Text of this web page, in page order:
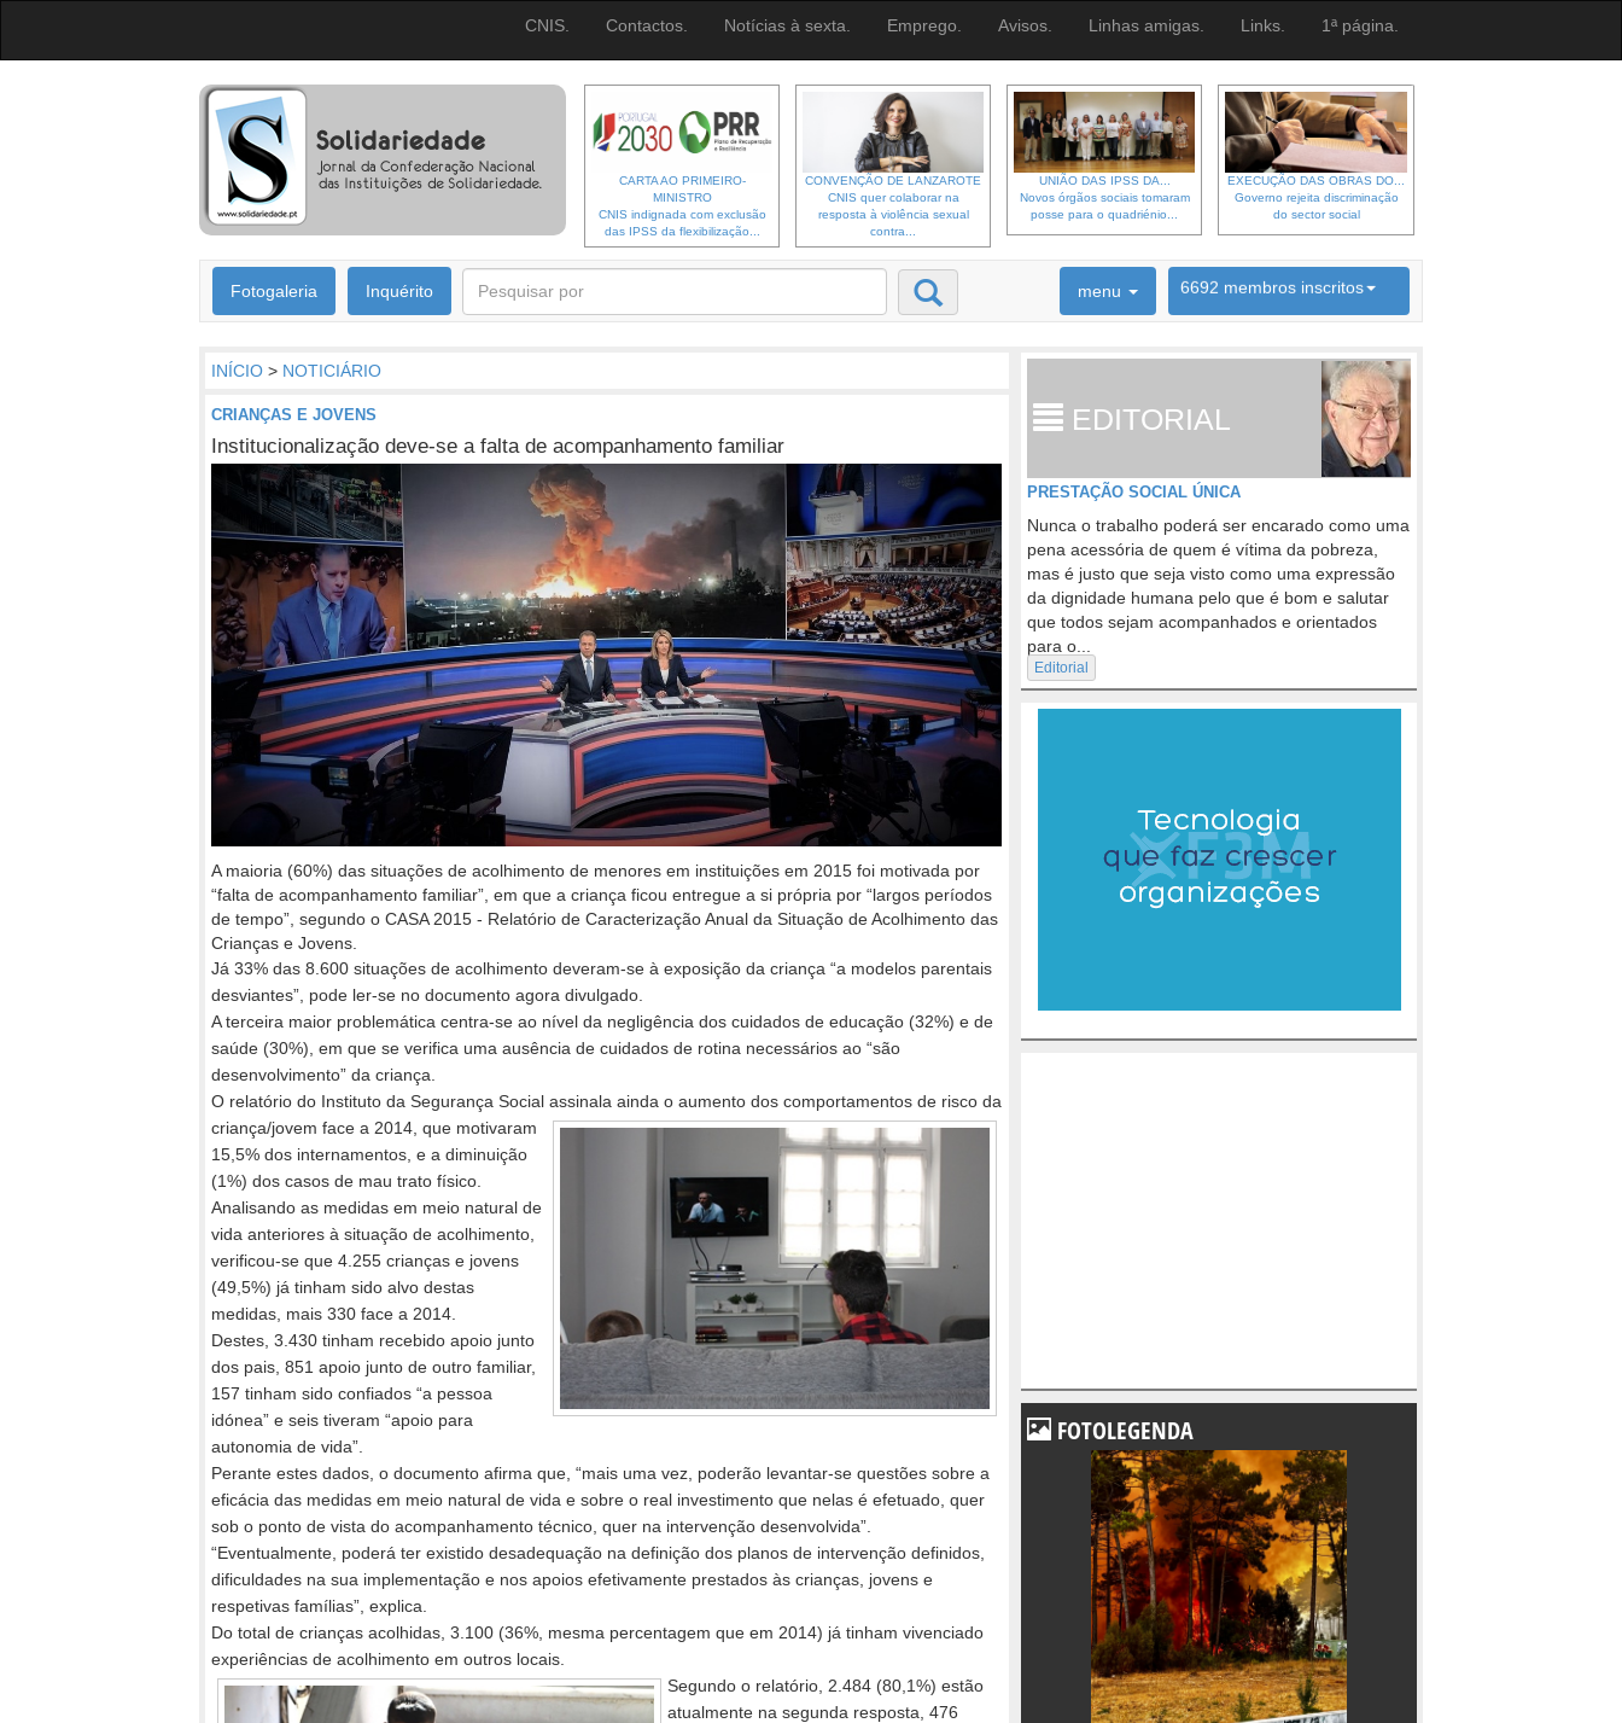
CNIS. Contactos. Notícias à sexta. Emprego. Avisos. Linhas amigas. Links. 1ª página.
CARTA AO PRIMEIRO-
MINISTRO
CNIS indignada com exclusão
das IPSS da flexibilização...
CONVENÇÃO DE LANZAROTE
CNIS quer colaborar na
resposta à violência sexual
contra...
UNIÃO DAS IPSS DA...
Novos órgãos sociais tomaram
posse para o quadriénio...
EXECUÇÃO DAS OBRAS DO...
Governo rejeita discriminação
do sector social
Fotogaleria Inquérito menu 6692 membros inscritos
INÍCIO > NOTICIÁRIO
CRIANÇAS E JOVENS
Institucionalização deve-se a falta de acompanhamento familiar
A maioria (60%) das situações de acolhimento de menores em instituições em 2015 foi motivada por
“falta de acompanhamento familiar”, em que a criança ficou entregue a si própria por “largos períodos
de tempo”, segundo o CASA 2015 - Relatório de Caracterização Anual da Situação de Acolhimento das
Crianças e Jovens.
Já 33% das 8.600 situações de acolhimento deveram-se à exposição da criança “a modelos parentais
desviantes”, pode ler-se no documento agora divulgado.
A terceira maior problemática centra-se ao nível da negligência dos cuidados de educação (32%) e de
saúde (30%), em que se verifica uma ausência de cuidados de rotina necessários ao “são
desenvolvimento” da criança.
O relatório do Instituto da Segurança Social assinala ainda o aumento dos comportamentos de risco da
criança/jovem face a 2014, que motivaram
15,5% dos internamentos, e a diminuição
(1%) dos casos de mau trato físico.
Analisando as medidas em meio natural de
vida anteriores à situação de acolhimento,
verificou-se que 4.255 crianças e jovens
(49,5%) já tinham sido alvo destas
medidas, mais 330 face a 2014.
Destes, 3.430 tinham recebido apoio junto
dos pais, 851 apoio junto de outro familiar,
157 tinham sido confiados “a pessoa
idónea” e seis tiveram “apoio para
autonomia de vida”.
Perante estes dados, o documento afirma que, “mais uma vez, poderão levantar-se questões sobre a
eficácia das medidas em meio natural de vida e sobre o real investimento que nelas é efetuado, quer
sob o ponto de vista do acompanhamento técnico, quer na intervenção desenvolvida”.
“Eventualmente, poderá ter existido desadequação na definição dos planos de intervenção definidos,
dificuldades na sua implementação e nos apoios efetivamente prestados às crianças, jovens e
respetivas famílias”, explica.
Do total de crianças acolhidas, 3.100 (36%, mesma percentagem que em 2014) já tinham vivenciado
experiências de acolhimento em outros locais.
Segundo o relatório, 2.484 (80,1%) estão
atualmente na segunda resposta, 476
EDITORIAL
PRESTAÇÃO SOCIAL ÚNICA
Nunca o trabalho poderá ser encarado como uma
pena acessória de quem é vítima da pobreza,
mas é justo que seja visto como uma expressão
da dignidade humana pelo que é bom e salutar
que todos sejam acompanhados e orientados
para o...
Editorial
FOTOLEGENDA